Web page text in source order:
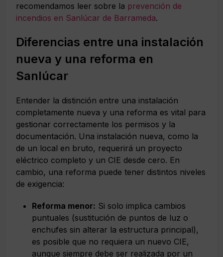
recomendamos leer sobre la prevención de
incendios en Sanlúcar de Barrameda.
Diferencias entre una instalación
nueva y una reforma en
Sanlúcar
Entender la distinción entre una instalación
completamente nueva y una reforma es vital para
gestionar correctamente los permisos y la
documentación. Una instalación nueva, como la
de un local en bruto, requerirá un proyecto
eléctrico completo y un CIE desde cero. En
cambio, una reforma puede tener distintos niveles
de exigencia:
Reforma menor: Si solo implica cambios
puntuales (sustitución de puntos de luz o
enchufes sin alterar la estructura principal),
es posible que no requiera un nuevo CIE,
aunque siempre debe ser realizada por un